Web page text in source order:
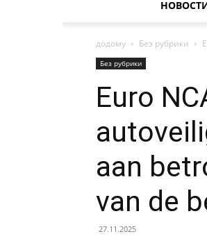
додому Без рубрики
Без рубрики
Euro
aan
van de
27.11.2025